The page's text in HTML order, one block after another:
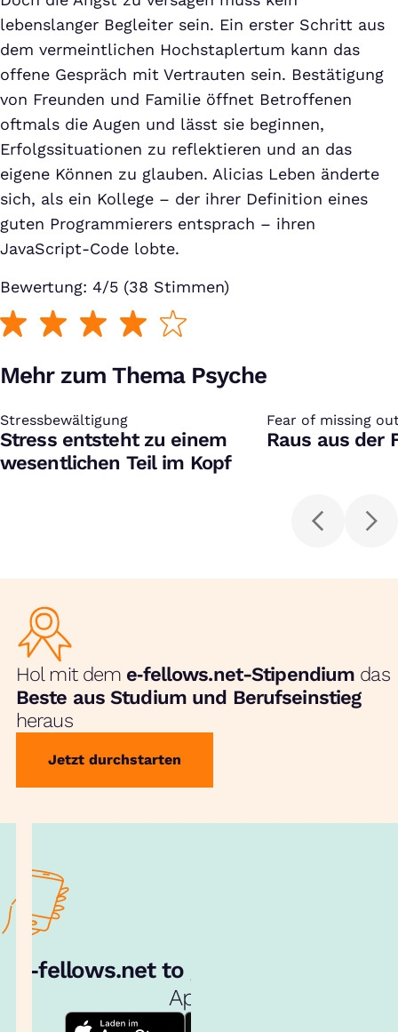
lebenslanger Begleiter sein. Ein erster Schritt aus
dem vermeintlichen Hochstaplertum kann das
offene Gespräch mit Vertrauten sein. Bestätigung
von Freunden und Familie öffnet Betroffenen
oftmals die Augen und lässt sie beginnen,
Erfolgssituationen zu reflektieren und an das
eigene Können zu glauben. Alicias Leben änderte
sich, als ein Kollege – der ihrer Definition eines
guten Programmierers entsprach – ihren
JavaScript-Code lobte.
Bewertung: 4/5 (38 Stimmen)
Mehr zum Thema Psyche
Stressbewältigung
:
Stress entsteht zu einem
wesentlichen Teil im Kopf
Fear of missing
:
Raus aus der
Hol mit dem e‑fellows.net-Stipendium das
Beste aus Studium und Berufseinstieg
heraus
Jetzt durchstarten
e‑fellows.net to go:
App!